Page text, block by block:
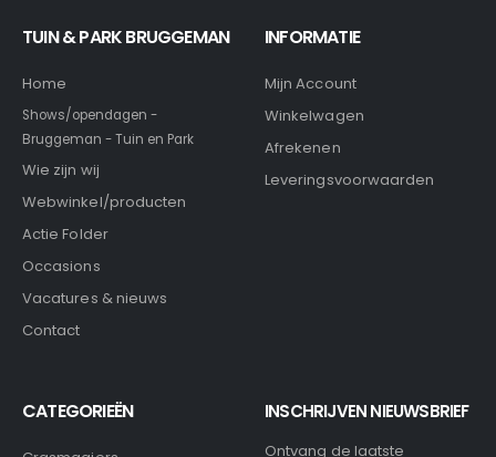
TUIN & PARK BRUGGEMAN
Home
Shows/opendagen -
Bruggeman - Tuin en Park
Wie zijn wij
Webwinkel/producten
Actie Folder
Occasions
Vacatures & nieuws
Contact
INFORMATIE
Mijn Account
Winkelwagen
Afrekenen
Leveringsvoorwaarden
CATEGORIEËN INSCHRIJVEN NIEUWSBRIEF
Ontvang de laatste